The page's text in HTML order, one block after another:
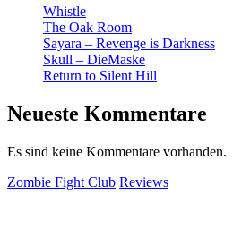
Whistle
The Oak Room
Sayara – Revenge is Darkness
Skull – DieMaske
Return to Silent Hill
Neueste Kommentare
Es sind keine Kommentare vorhanden.
Zombie Fight Club Reviews